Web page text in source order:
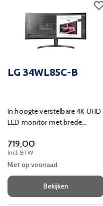
LG 34WL85C-B
In hoogte verstelbare 4K UHD
LED monitor met brede
luidprekers, USB-hub en
VESA-montage.
719,00
Incl. BTW
Niet op voorraad
Bekijken